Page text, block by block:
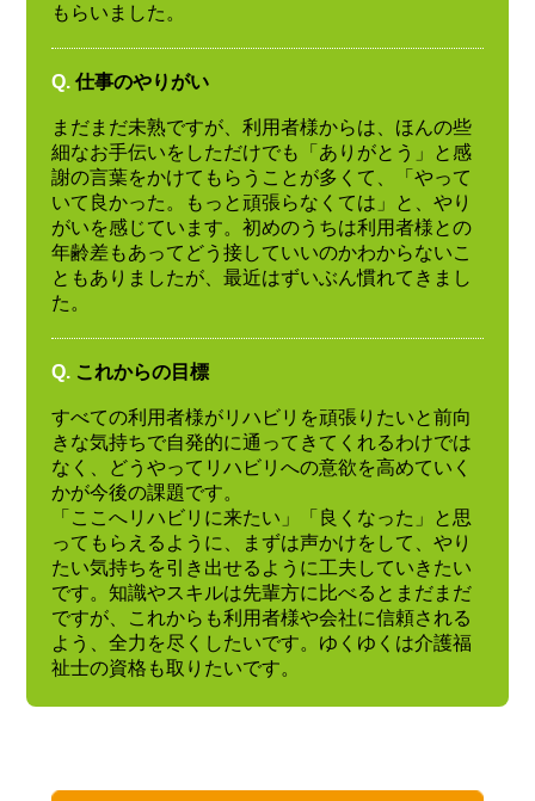
もらいました。
Q. 仕事のやりがい
まだまだ未熟ですが、利用者様からは、ほんの些
細なお手伝いをしただけでも「ありがとう」と感
謝の言葉をかけてもらうことが多くて、「やって
いて良かった。もっと頑張らなくては」と、やり
がいを感じています。初めのうちは利用者様との
年齢差もあってどう接していいのかわからないこ
ともありましたが、最近はずいぶん慣れてきまし
た。
Q. これからの目標
すべての利用者様がリハビリを頑張りたいと前向
きな気持ちで自発的に通ってきてくれるわけでは
なく、どうやってリハビリへの意欲を高めていく
かが今後の課題です。
「ここへリハビリに来たい」「良くなった」と思
ってもらえるように、まずは声かけをして、やり
たい気持ちを引き出せるように工夫していきたい
です。知識やスキルは先輩方に比べるとまだまだ
ですが、これからも利用者様や会社に信頼される
よう、全力を尽くしたいです。ゆくゆくは介護福
祉士の資格も取りたいです。